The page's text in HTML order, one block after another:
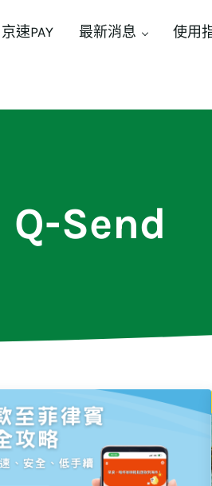
京速PAY 最新消息 使用
Q-Send